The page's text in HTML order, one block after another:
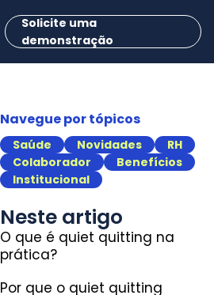
Solicite uma
demonstração
Navegue por tópicos
Saúde Novidades
RH
Colaborador
Benefícios
Institucional
Neste artigo
O que é quiet quitting na
prática?
Por que o quiet quitting